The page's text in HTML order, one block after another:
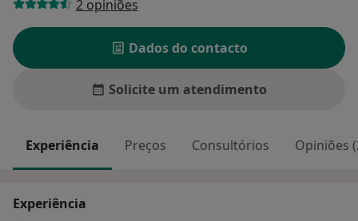
2 opiniões
Dados do contacto
Solicite um atendimento
Experiência Preços Consultórios Opiniões
Experiência